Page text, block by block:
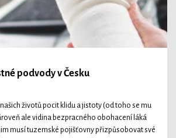
podvody v Česku
našich životů pocit klidu a jistoty (od toho se mu
ale vidina bezpracného obohacení láká
musí tuzemské pojišťovny přizpůsobovat své